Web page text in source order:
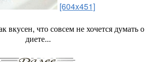
[604x451]
что совсем не хочется думать о
диете...